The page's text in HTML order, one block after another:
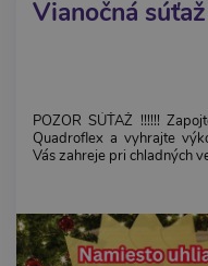
Vianočná súťaž
POZOR SÚŤAŽ !!!!!!
Quadroflex a vyhrajte
Vás zahreje pri chladných